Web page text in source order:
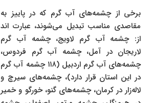
برخی از چشمه‌های آب گرم که در پاییز به
مقاصدی مناسب تبدیل می‌شوند، عبارت اند
از: چشمه آب گرم لاویج، چشمه آب گرم
لاریجان در آمل، چشمه آب گرم فردوس،
چشمه‌های آب گرم اردبیل (۱۱۸ چشمه آب گرم
در این استان قرار دارد)، چشمه‌های سیرچ و
لاله‌زار در کرمان، چشمه‌های گنو، خورگو و خمیر